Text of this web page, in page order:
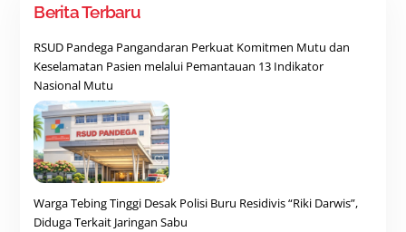
Berita Terbaru
RSUD Pandega Pangandaran Perkuat Komitmen Mutu dan
Keselamatan Pasien melalui Pemantauan 13 Indikator
Nasional Mutu
Warga Tebing Tinggi Desak Polisi Buru Residivis “Riki Darwis”,
Diduga Terkait Jaringan Sabu